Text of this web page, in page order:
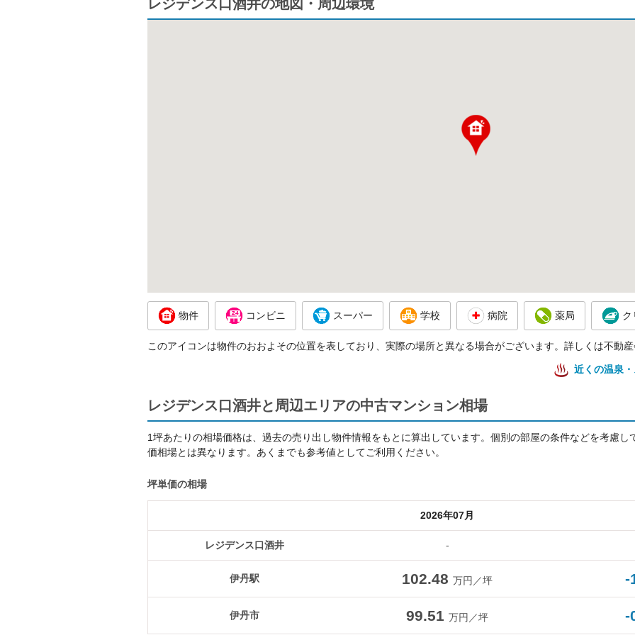
レジデンス口酒井の地図・周辺環境
物件 コンビニ スーパー 学校 病院 薬局 ク
このアイコンは物件のおおよその位置を表しており、実際の場所と異なる場合がございます。詳しくは不動産
近くの温泉
レジデンス口酒井と周辺エリアの中古マンション相場
1坪あたりの相場価格は、過去の売り出し物件情報をもとに算出しています。個別の部屋の条件などを考慮
価相場とは異なります。あくまでも参考値としてご利用ください。
坪単価の相場
2026年07月
レジデンス口酒井 -
伊丹駅 102.48 万円／坪 -
伊丹市 99.51 万円／坪 -